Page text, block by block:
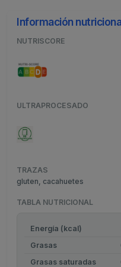
Información
NUTRISCORE
ULTRAPROCESADO
TRAZAS
gluten, cacahuetes
TABLA NUTRICIONAL
Energía (kcal)
Grasas
Grasas saturadas